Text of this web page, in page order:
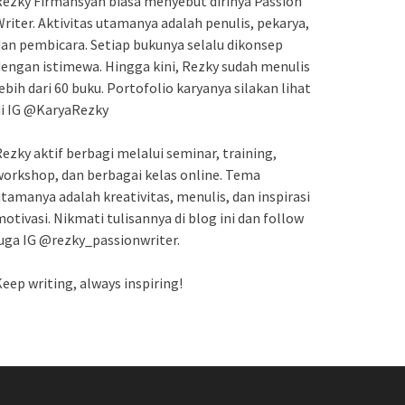
Aktivitas utamanya adalah penulis, pekarya,
pembicara. Setiap bukunya selalu dikonsep
istimewa. Hingga kini, Rezky sudah menulis
dari 60 buku. Portofolio karyanya silakan lihat
IG @KaryaRezky
aktif berbagi melalui seminar, training,
dan berbagai kelas online. Tema
adalah kreativitas, menulis, dan inspirasi
Nikmati tulisannya di blog ini dan follow
IG @rezky_passionwriter.
writing, always inspiring!